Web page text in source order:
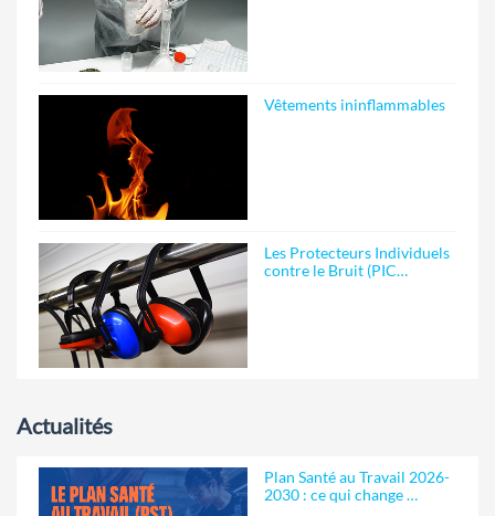
Vêtements ininflammables
Les Protecteurs Individuels
contre le Bruit (PIC…
Actualités
Plan Santé au Travail 2026-
2030 : ce qui change …